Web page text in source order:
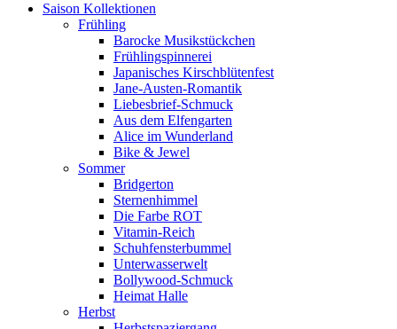
Saison Kollektionen
Frühling
Barocke Musikstückchen
Frühlingspinnerei
Japanisches Kirschblütenfest
Jane-Austen-Romantik
Liebesbrief-Schmuck
Aus dem Elfengarten
Alice im Wunderland
Bike & Jewel
Sommer
Bridgerton
Sternenhimmel
Die Farbe ROT
Vitamin-Reich
Schuhfensterbummel
Unterwasserwelt
Bollywood-Schmuck
Heimat Halle
Herbst